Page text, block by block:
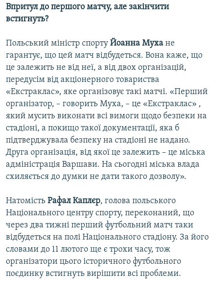
Впритул до першого матчу, але закінчити
встигнуть?
Польський міністр спорту Йоанна Муха не
гарантує, що цей матч відбудеться. Вона каже, що
це залежить не від неї, а від двох організацій,
передусім від акціонерного товариства
«Екстраклас», яке організовує такі матчі. «Перший
організатор, – говорить Муха, – це «Екстраклас» ,
який мусить виконати всі вимоги щодо безпеки на
стадіоні, а покищо такої документації, яка б
підтверджувала безпеку на стадіоні не надано.
Друга організація, від якої це залежить – це міська
адміністрація Варшави. На сьогодні міська влада
схиляється до думки не дати такого дозволу».
Натомість Рафал Каплєр, голова польського
Національного центру спорту, переконаний, що
через два тижні перший футбольний матч таки
відбудеться на полі Національного стадіону. За його
словами до 11 лютого ще є трохи часу, тож
організатори цього історичного футбольного
поєдинку встигнуть вирішити всі проблеми.